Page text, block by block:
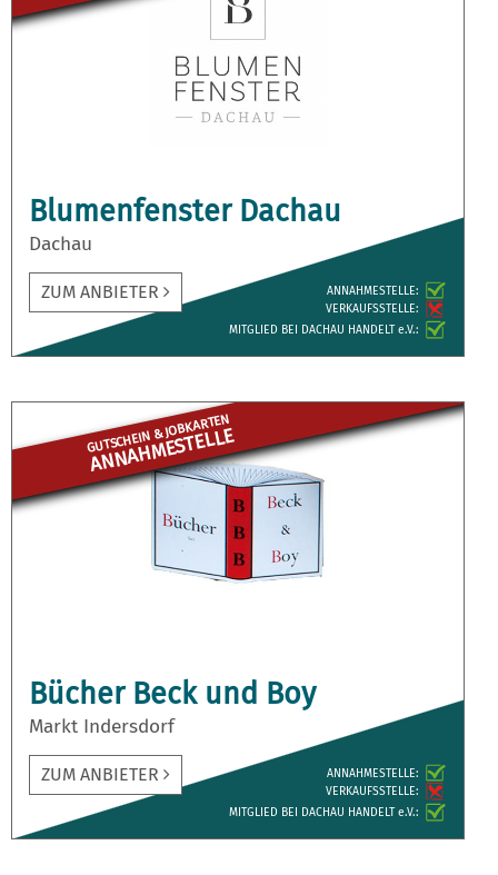
Blumenfenster Dachau
Dachau
ZUM ANBIETER
ANNAH­MESTELLE:
VERKAUFS­STELLE:
MITGLIED BEI DACHAU HANDELT e.V.:
GUTSCHEIN & JOBKARTEN
ANNAHME­STELLE
Bücher Beck und Boy
Markt Indersdorf
ZUM ANBIETER
ANNAH­MESTELLE:
VERKAUFS­STELLE:
MITGLIED BEI DACHAU HANDELT e.V.: